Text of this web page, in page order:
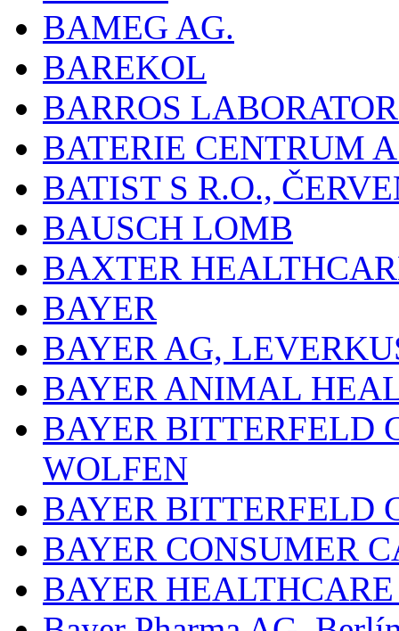
BAMEG AG.
BAREKOL
BARROS
BATERIE CENTRUM
BATIST S R.O.,
BAUSCH LOMB
BAXTER
BAYER
BAYER AG,
BAYER ANIMAL
BAYER BITTERFELD
WOLFEN
BAYER BITTERFELD
BAYER CONSUMER
BAYER